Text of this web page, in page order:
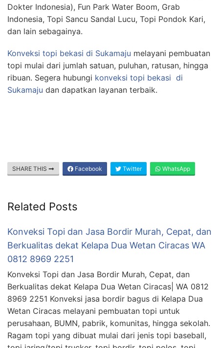
Dokter Indonesia), Fun Park Water Boom, Grab
Indonesia, Topi Sancu Sandal Lucu, Topi Pondok Kari,
dan lain sebagainya.
Konveksi topi bekasi di Sukamaju melayani pembuatan
topi mulai dari jumlah satuan, puluhan, ratusan, hingga
ribuan. Segera hubungi konveksi topi bekasi di
Sukamaju dan dapatkan layanan terbaik.
SHARE THIS Facebook Twitter WhatsApp
Related Posts
Konveksi Topi dan Jasa Bordir Murah, Cepat, dan
Berkualitas dekat Kelapa Dua Wetan Ciracas WA
0812 8969 2251
Konveksi Topi dan Jasa Bordir Murah, Cepat, dan
Berkualitas dekat Kelapa Dua Wetan Ciracas| WA 0812
8969 2251 Konveksi jasa bordir bagus di Kelapa Dua
Wetan Ciracas melayani pembuatan topi untuk
perusahaan, BUMN, pabrik, komunitas, hingga sekolah.
Ragam topi yang dibuat mulai dari jenis topi baseball,